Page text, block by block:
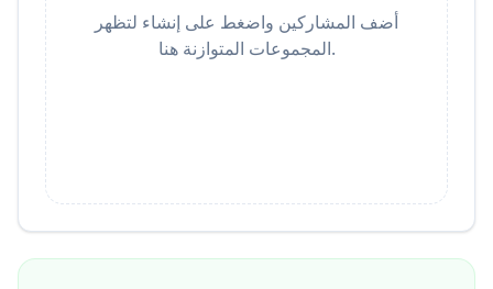
أضف المشاركين واضغط على إنشاء لتظهر
المجموعات المتوازنة هنا.